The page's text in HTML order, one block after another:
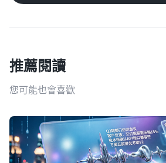
推薦閱讀
您可能也會喜歡